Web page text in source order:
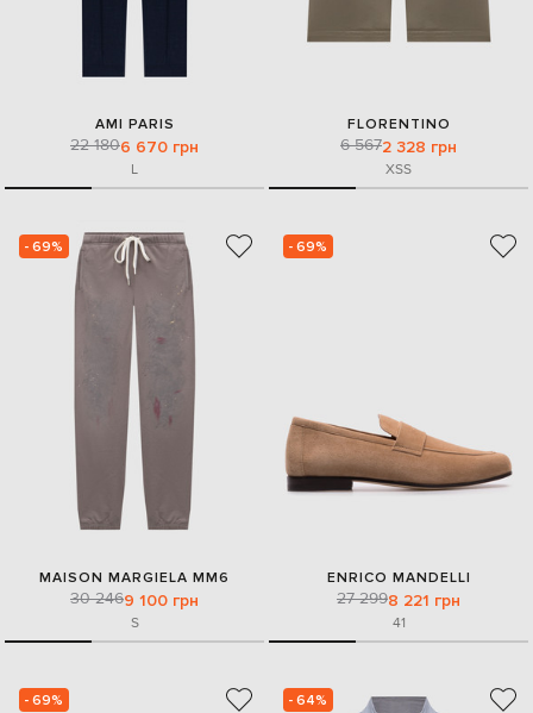
AMI PARIS
22 1806 670 грн
L
FLORENTINO
6 5672 328 грн
XSS
- 69%
MAISON MARGIELA MM6
30 2469 100 грн
S
- 69%
ENRICO MANDELLI
27 2998 221 грн
41
- 69% - 64%